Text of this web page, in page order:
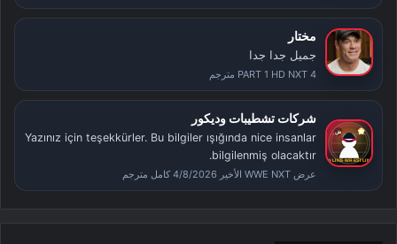
مختار
جميل جدا جدا
PART 1 HD NXT 4 مترجم
شركات تشطيبات وديكور
Yazınız için teşekkürler. Bu bilgiler ışığında nice insanlar
bilgilenmiş olacaktır.
عرض WWE NXT الأخير 4/8/2026 كامل مترجم